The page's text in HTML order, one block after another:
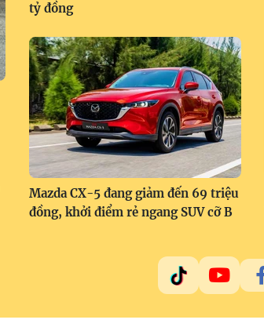
tỷ đồng
Mazda CX-5 đang giảm đến 69 triệu
đồng, khởi điểm rẻ ngang SUV cỡ B